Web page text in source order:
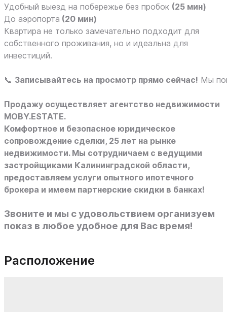
Удобный выезд на побережье без пробок (25 мин)
До аэропорта (20 мин)
Квартира не только замечательно подходит для
собственного проживания, но и идеальна для
инвестиций.
📞 Записывайтесь на просмотр прямо сейчас! Мы
Продажу осуществляет агентство недвижимости
MOBY.ESTATE.
Комфортное и безопасное юридическое
сопровождение сделки, 25 лет на рынке
недвижимости. Мы сотрудничаем с ведущими
застройщиками Калининградской области,
предоставляем услуги опытного ипотечного
брокера и имеем партнерские скидки в банках!
Звоните и мы с удовольствием организуем
показ в любое удобное для Вас время!
Расположение